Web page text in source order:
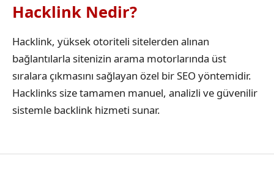
Hacklink Nedir?
Hacklink, yüksek otoriteli sitelerden alınan
bağlantılarla sitenizin arama motorlarında üst
sıralara çıkmasını sağlayan özel bir SEO yöntemidir.
Hacklinks size tamamen manuel, analizli ve güvenilir
sistemle backlink hizmeti sunar.